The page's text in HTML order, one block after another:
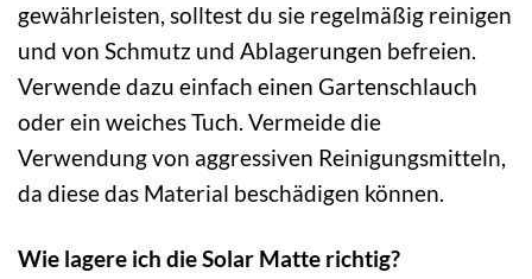
gewährleisten, solltest du sie regelmäßig reinigen
und von Schmutz und Ablagerungen befreien.
Verwende dazu einfach einen Gartenschlauch
oder ein weiches Tuch. Vermeide die
Verwendung von aggressiven Reinigungsmitteln,
da diese das Material beschädigen können.
Wie lagere ich die Solar Matte richtig?